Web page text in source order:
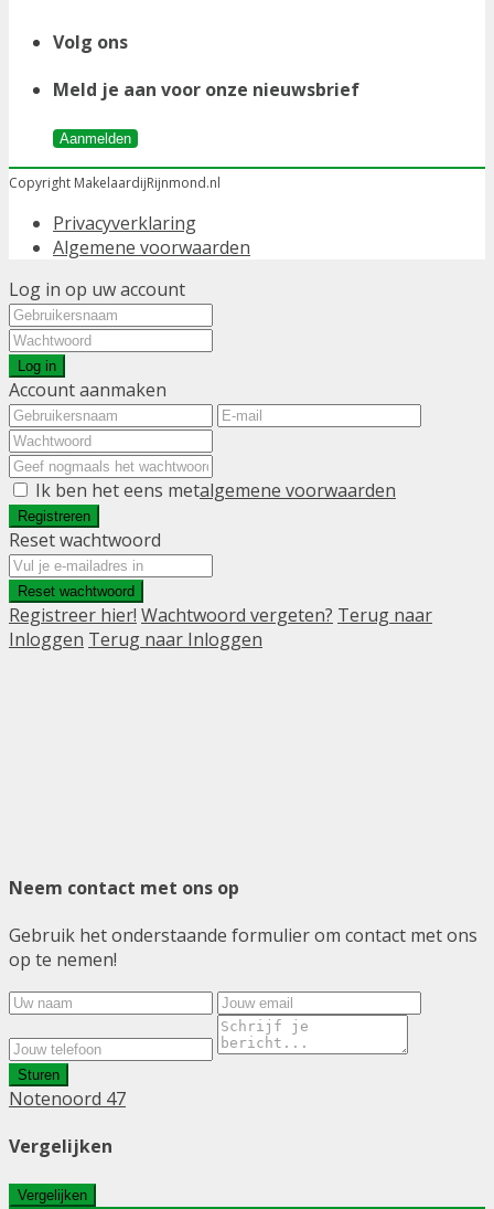
Volg ons
Meld je aan voor onze nieuwsbrief
Aanmelden
Copyright MakelaardijRijnmond.nl
Privacyverklaring
Algemene voorwaarden
Log in op uw account
Log in
Account aanmaken
Ik ben het eens metalgemene voorwaarden
Registreren
Reset wachtwoord
Reset wachtwoord
Registreer hier! Wachtwoord vergeten? Terug naar
Inloggen Terug naar Inloggen
Neem contact met ons op
Gebruik het onderstaande formulier om contact met ons
op te nemen!
Sturen
Notenoord 47
Vergelijken
Vergelijken